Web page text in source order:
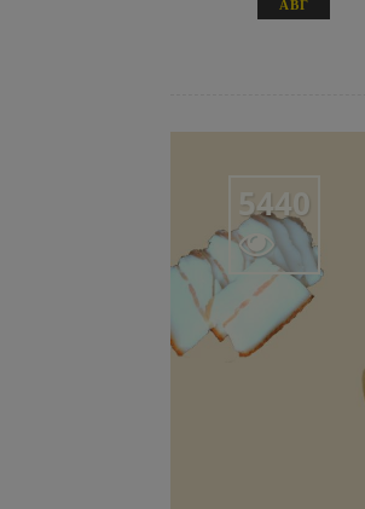
АВГ
5440
